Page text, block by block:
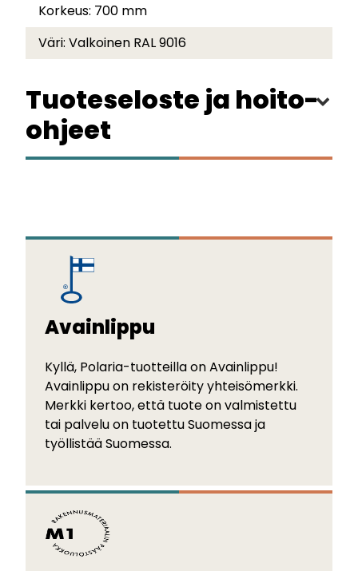
Korkeus: 700 mm
Väri: Valkoinen RAL 9016
Tuoteseloste ja hoito-
ohjeet
Avainlippu
Kyllä, Polaria-tuotteilla on Avainlippu!
Avainlippu on rekisteröity yhteisömerkki.
Merkki kertoo, että tuote on valmistettu
tai palvelu on tuotettu Suomessa ja
työllistää Suomessa.